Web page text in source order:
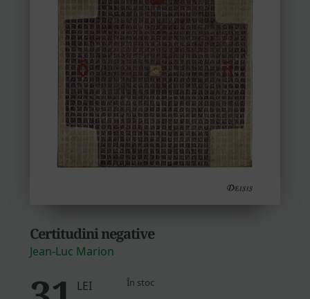
Certitudini negative
Jean-Luc Marion
LEI În stoc